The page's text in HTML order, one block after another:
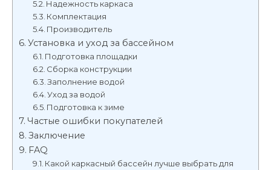
Надежность каркаса
Комплектация
Производитель
Установка и уход за бассейном
Подготовка площадки
Сборка конструкции
Заполнение водой
Уход за водой
Подготовка к зиме
Частые ошибки покупателей
Заключение
FAQ
Какой каркасный бассейн лучше выбрать для